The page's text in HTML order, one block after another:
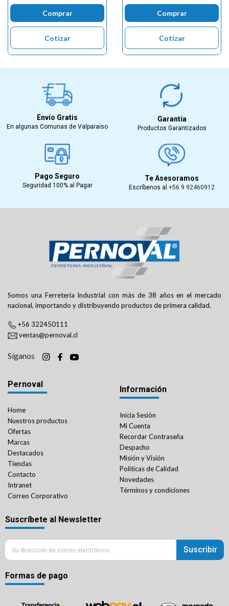
Comprar
Cotizar
Comprar
Cotizar
Envío Gratis
En algunas Comunas de Valparaíso
Garantía
Productos Garantizados
Pago Seguro
Seguridad 100% al Pagar
Te Asesoramos
Escríbenos al +56 9 92460912
Somos una Ferretería Industrial con más de 38 años en el mercado
nacional, importando y distribuyendo productos de primera calidad.
+56 322450111
ventas@pernoval.cl
Síganos
Pernoval
Home
Nuestros productos
Ofertas
Marcas
Destacados
Tiendas
Contacto
Intranet
Correo Corporativo
Información
Inicia Sesión
Mi Cuenta
Recordar Contraseña
Despacho
Misión y Visión
Políticas de Calidad
Novedades
Términos y condiciones
Suscríbete al Newsletter
Suscribir
Formas de pago